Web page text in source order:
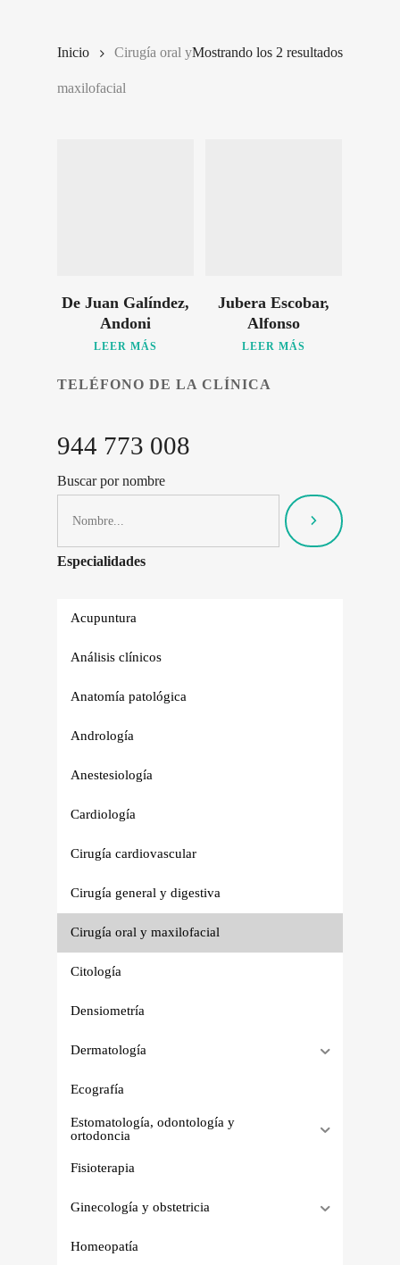
Mostrando los 2 resultados
Inicio Cirugía oral y
maxilofacial
De Juan Galíndez,
Andoni
LEER MÁS
Jubera Escobar,
Alfonso
LEER MÁS
TELÉFONO DE LA CLÍNICA
944 773 008
Buscar por nombre
Especialidades
Acupuntura
Análisis clínicos
Anatomía patológica
Andrología
Anestesiología
Cardiología
Cirugía cardiovascular
Cirugía general y digestiva
Cirugía oral y maxilofacial
Citología
Densiometría
Dermatología
Ecografía
Estomatología, odontología y
ortodoncia
Fisioterapia
Ginecología y obstetricia
Homeopatía